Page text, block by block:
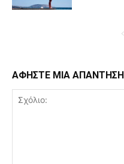
ΑΦΗΣΤΕ ΜΙΑ ΑΠΑΝΤΗΣΗ